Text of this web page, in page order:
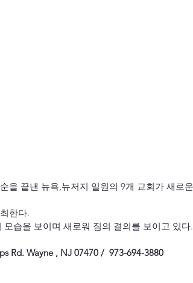
한다.
습을 보이며 새로워 짐의 결의를 보이고 있다.
Rd. Wayne , NJ 07470 /  973-694-3880